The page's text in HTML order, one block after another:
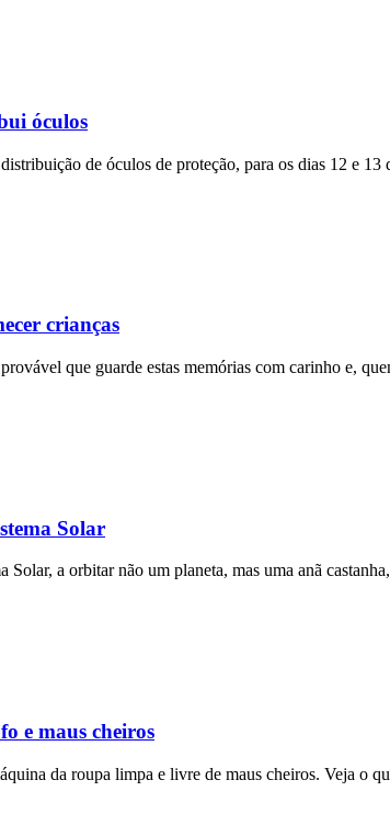
óculos
de óculos de proteção, para os dias 12 e 13
crianças
que guarde estas memórias com carinho e,
Solar
a orbitar não um planeta, mas uma anã
e maus cheiros
da roupa limpa e livre de maus cheiros. Veja o